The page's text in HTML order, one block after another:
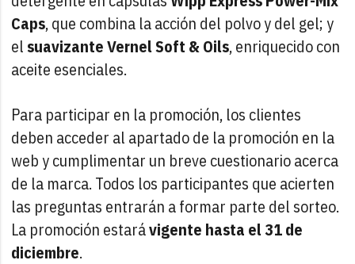
Caps, que combina la acción del polvo y del gel; y
el suavizante Vernel Soft & Oils, enriquecido con
aceite esenciales.
Para participar en la promoción, los clientes
deben acceder al apartado de la promoción en la
web y cumplimentar un breve cuestionario acerca
de la marca. Todos los participantes que acierten
las preguntas entrarán a formar parte del sorteo.
La promoción estarávigente hasta el 31 de
diciembre.